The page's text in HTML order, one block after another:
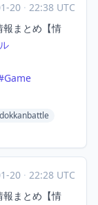
20 · 22:38 UTC
報まとめ【情
Game
20 · 22:28 UTC
報まとめ【情